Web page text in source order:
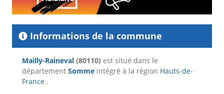
Informations de la commune
Mailly-Raineval (80110) est situé dans le
département Somme intégré à la région Hauts-de-
France .